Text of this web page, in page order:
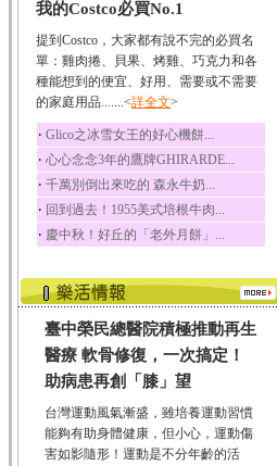
椰子含有糖類、脂肪、
荔枝
荔枝性質溫和所含的營
養素有醣類、檸檬酸...
五味子
五味子性質溫熱所含營
養成分有揮發油、檸...
草魚
草魚含有維生素A、維生
素C、及豐富的蛋白...
我的Costco必買No.1
提到Costco，大家都有說不完的必買名
單：雞肉捲、貝果、烤雞、巧克力和各
種能想到的便宜、好用、需要或不需要
的家庭用品.......<詳全文>
‧ Glico之冰雪女王的好心機餅...
‧ 心心念念3年的鷹牌GHIRARDE...
‧ 千萬別倒出來吃的 森永牛奶...
‧ 回到過去！1955美式培根牛肉...
‧ 慶中秋！好丘的「老外月餅」...
臺中榮民總醫院積極推動再生
醫療 軟骨修復，一次搞定！
助病患再創「膝」望
台灣運動風氣漸盛，雖培養運動習慣
能夠有助身體健康，但小心，運動傷
害如影隨形！運動是不分年齡的活